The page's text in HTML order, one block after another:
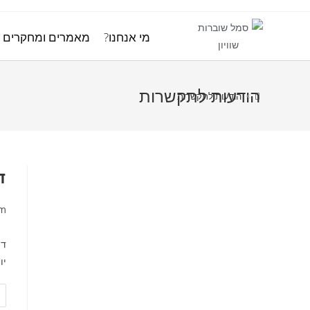
מי אנחנו? מאמרים ומחקרים
הודעות לתקשרות
> הודעות לתקשרות